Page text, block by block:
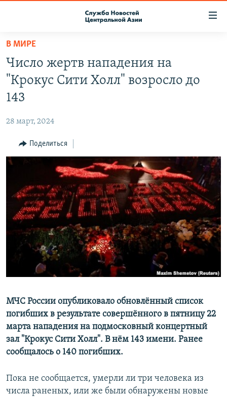
Вернуться
основному
содержанию
Вернутся
главной
навигации
Вернутся
поиску
ПОДПИСКА
КОНТАКТЫ
НАСТОЯЩЕЕ ВРЕМЯ
МИГРАНТ МЕДИА
В МИРЕ
Число жертв нападения на
"Крокус Сити Холл" возросло до
143
28 март, 2024
Поделиться
МЧС России опубликовало обновлённый список
погибших в результате совершённого в пятницу 22
марта нападения на подмосковный концертный
зал "Крокус Сити Холл". В нём 143 имени. Ранее
сообщалось о 140 погибших.
Пока не сообщается, умерли ли три человека из
числа раненых, или же были обнаружены новые